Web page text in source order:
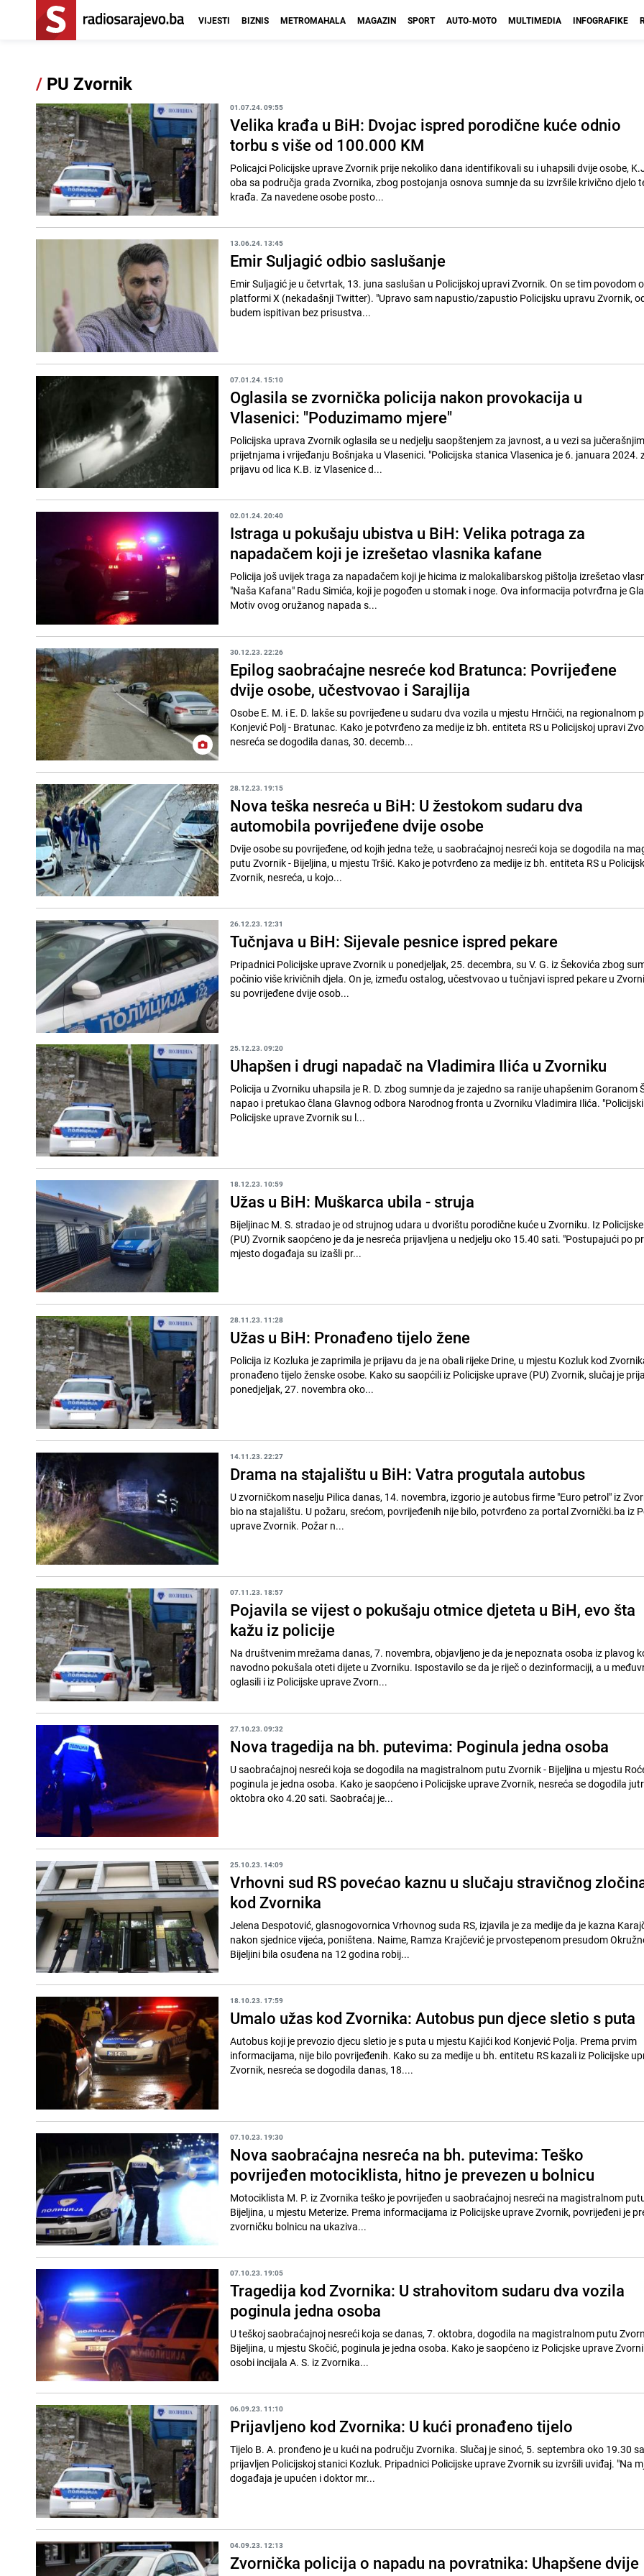
VIJESTI BIZNIS METROMAHALA MAGAZIN SPORT AUTO-MOTO MULTIMEDIA INFOGRAFIKE
/ PU Zvornik
01.07.24. 09:55
Velika krađa u BiH: Dvojac ispred porodične kuće odnio
torbu s više od 100.000 KM
Policajci Policijske uprave Zvornik prije nekoliko dana identifikovali su i uhapsili dvije osobe,
oba sa područja grada Zvornika, zbog postojanja osnova sumnje da su izvršile krivično djelo
krađa. Za navedene osobe posto...
13.06.24. 13:45
Emir Suljagić odbio saslušanje
Emir Suljagić je u četvrtak, 13. juna saslušan u Policijskoj upravi Zvornik. On se tim povodom
platformi X (nekadašnji Twitter). "Upravo sam napustio/zapustio Policijsku upravu Zvornik,
budem ispitivan bez prisustva...
07.01.24. 15:10
Oglasila se zvornička policija nakon provokacija u
Vlasenici: "Poduzimamo mjere"
Policijska uprava Zvornik oglasila se u nedjelju saopštenjem za javnost, a u vezi sa jučerašnjim
prijetnjama i vrijeđanju Bošnjaka u Vlasenici. "Policijska stanica Vlasenica je 6. januara 2024.
prijavu od lica K.B. iz Vlasenice d...
02.01.24. 20:40
Istraga u pokušaju ubistva u BiH: Velika potraga za
napadačem koji je izrešetao vlasnika kafane
Policija još uvijek traga za napadačem koji je hicima iz malokalibarskog pištolja izrešetao
"Naša Kafana" Radu Simića, koji je pogođen u stomak i noge. Ova informacija potvrđrna je
Motiv ovog oružanog napada s...
30.12.23. 22:26
Epilog saobraćajne nesreće kod Bratunca: Povrijeđene
dvije osobe, učestvovao i Sarajlija
Osobe E. M. i E. D. lakše su povrijeđene u sudaru dva vozila u mjestu Hrnčići, na regionalnom
Konjević Polj - Bratunac. Kako je potvrđeno za medije iz bh. entiteta RS u Policijskoj upravi
nesreća se dogodila danas, 30. decemb...
28.12.23. 19:15
Nova teška nesreća u BiH: U žestokom sudaru dva
automobila povrijeđene dvije osobe
Dvije osobe su povrijeđene, od kojih jedna teže, u saobraćajnoj nesreći koja se dogodila na
putu Zvornik - Bijeljina, u mjestu Tršić. Kako je potvrđeno za medije iz bh. entiteta RS u
Zvornik, nesreća, u kojo...
26.12.23. 12:31
Tučnjava u BiH: Sijevale pesnice ispred pekare
Pripadnici Policijske uprave Zvornik u ponedjeljak, 25. decembra, su V. G. iz Šekovića zbog
počinio više krivičnih djela. On je, između ostalog, učestvovao u tučnjavi ispred pekare u
su povrijeđene dvije osob...
25.12.23. 09:20
Uhapšen i drugi napadač na Vladimira Ilića u Zvorniku
Policija u Zvorniku uhapsila je R. D. zbog sumnje da je zajedno sa ranije uhapšenim Goranom
napao i pretukao člana Glavnog odbora Narodnog fronta u Zvorniku Vladimira Ilića.
Policijske uprave Zvornik su l...
18.12.23. 10:59
Užas u BiH: Muškarca ubila - struja
Bijeljinac M. S. stradao je od strujnog udara u dvorištu porodične kuće u Zvorniku. Iz
(PU) Zvornik saopćeno je da je nesreća prijavljena u nedjelju oko 15.40 sati. "Postupajući po
mjesto događaja su izašli pr...
28.11.23. 11:28
Užas u BiH: Pronađeno tijelo žene
Policija iz Kozluka je zaprimila je prijavu da je na obali rijeke Drine, u mjestu Kozluk kod
pronađeno tijelo ženske osobe. Kako su saopćili iz Policijske uprave (PU) Zvornik, slučaj je
ponedjeljak, 27. novembra oko...
14.11.23. 22:27
Drama na stajalištu u BiH: Vatra progutala autobus
U zvorničkom naselju Pilica danas, 14. novembra, izgorio je autobus firme "Euro petrol" iz
bio na stajalištu. U požaru, srećom, povrijeđenih nije bilo, potvrđeno za portal Zvornički.ba iz
uprave Zvornik. Požar n...
07.11.23. 18:57
Pojavila se vijest o pokušaju otmice djeteta u BiH, evo šta
kažu iz policije
Na društvenim mrežama danas, 7. novembra, objavljeno je da je nepoznata osoba iz plavog
navodno pokušala oteti dijete u Zvorniku. Ispostavilo se da je riječ o dezinformaciji, a u
oglasili i iz Policijske uprave Zvorn...
27.10.23. 09:32
Nova tragedija na bh. putevima: Poginula jedna osoba
U saobraćajnoj nesreći koja se dogodila na magistralnom putu Zvornik - Bijeljina u mjestu
poginula je jedna osoba. Kako je saopćeno i Policijske uprave Zvornik, nesreća se dogodila
oktobra oko 4.20 sati. Saobraćaj je...
25.10.23. 14:09
Vrhovni sud RS povećao kaznu u slučaju stravičnog
kod Zvornika
Jelena Despotović, glasnogovornica Vrhovnog suda RS, izjavila je za medije da je kazna
nakon sjednice vijeća, poništena. Naime, Ramza Krajčević je prvostepenom presudom
Bijeljini bila osuđena na 12 godina robij...
18.10.23. 17:59
Umalo užas kod Zvornika: Autobus pun djece sletio s puta
Autobus koji je prevozio djecu sletio je s puta u mjestu Kajići kod Konjević Polja. Prema prvim
informacijama, nije bilo povrijeđenih. Kako su za medije u bh. entitetu RS kazali iz Policijske
Zvornik, nesreća se dogodila danas, 18....
07.10.23. 19:30
Nova saobraćajna nesreća na bh. putevima: Teško
povrijeđen motociklista, hitno je prevezen u bolnicu
Motociklista M. P. iz Zvornika teško je povrijeđen u saobraćajnoj nesreći na magistralnom
Bijeljina, u mjestu Meterize. Prema informacijama iz Policijske uprave Zvornik, povrijeđeni je
zvorničku bolnicu na ukaziva...
07.10.23. 19:05
Tragedija kod Zvornika: U strahovitom sudaru dva vozila
poginula jedna osoba
U teškoj saobraćajnoj nesreći koja se danas, 7. oktobra, dogodila na magistralnom putu
Bijeljina, u mjestu Skočić, poginula je jedna osoba. Kako je saopćeno iz Policjske uprave
osobi incijala A. S. iz Zvornika...
06.09.23. 11:10
Prijavljeno kod Zvornika: U kući pronađeno tijelo
Tijelo B. A. pronđeno je u kući na području Zvornika. Slučaj je sinoć, 5. septembra oko 19.30
prijavljen Policijskoj stanici Kozluk. Pripadnici Policijske uprave Zvornik su izvršili uviđaj. "Na
događaja je upućen i doktor mr...
04.09.23. 12:13
Zvornička policija o napadu na povratnika: Uhapšene dvije